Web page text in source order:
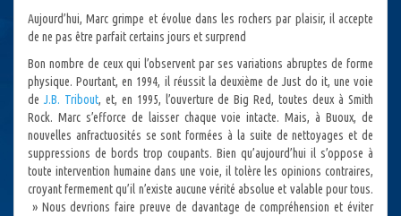
Aujourd’hui, Marc grimpe et évolue dans les rochers par plaisir, il accepte
de ne pas être parfait certains jours et surprend
Bon nombre de ceux qui l’observent par ses variations abruptes de forme
physique. Pourtant, en 1994, il réussit la deuxième de Just do it, une voie
de J.B. Tribout, et, en 1995, l’ouverture de Big Red, toutes deux à Smith
Rock. Marc s’efforce de laisser chaque voie intacte. Mais, à Buoux, de
nouvelles anfractuosités se sont formées à la suite de nettoyages et de
suppressions de bords trop coupants. Bien qu’aujourd’hui il s’oppose à
toute intervention humaine dans une voie, il tolère les opinions contraires,
croyant fermement qu’il n’existe aucune vérité absolue et valable pour tous.
» Nous devrions faire preuve de davantage de compréhension et éviter